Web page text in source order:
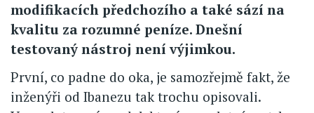
modifikacích předchozího a také sází na
kvalitu za rozumné peníze. Dnešní
testovaný nástroj není výjimkou.
První, co padne do oka, je samozřejmě fakt, že
inženýři od Ibanezu tak trochu opisovali.